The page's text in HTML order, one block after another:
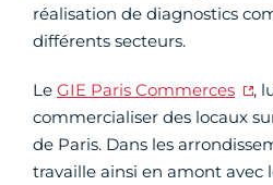
réalisation de diagnostics
différents secteurs.
Le GIE Paris Commerces
,
commercialiser des locaux
de Paris. Dans les
travaille ainsi en amont avec